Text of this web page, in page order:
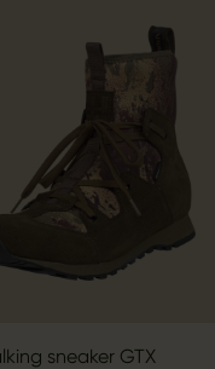
sneaker GTX